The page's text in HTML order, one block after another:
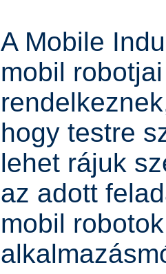
A Mobile
mobil
hogy testre
lehet rájuk
az adott
mobil